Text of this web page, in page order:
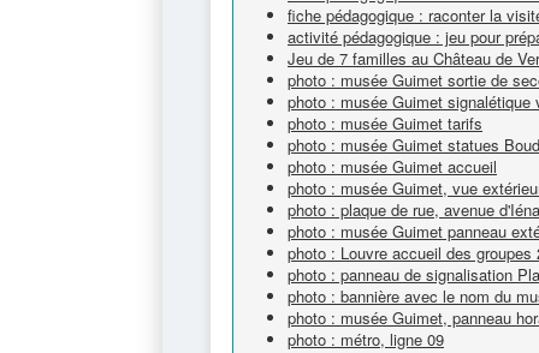
fiche pédagogique : raconter la
activité pédagogique : jeu pour
Jeu de 7 familles au Château de
photo : musée Guimet sortie de
photo : musée Guimet signalétique
photo : musée Guimet tarifs
photo : musée Guimet statues
photo : musée Guimet accueil
photo : musée Guimet, vue
photo : plaque de rue, avenue d'Iéna
photo : musée Guimet panneau
photo : Louvre accueil des groupes
photo : panneau de signalisation
photo : bannière avec le nom du
photo : musée Guimet, panneau
photo : métro, ligne 09